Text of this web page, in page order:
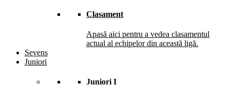
Clasament
Apasă aici pentru a vedea clasamentul
actual al echipelor din această ligă.
Sevens
Juniori
Juniori I